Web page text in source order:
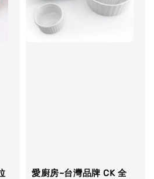
愛廚房~台灣品牌 CK 全